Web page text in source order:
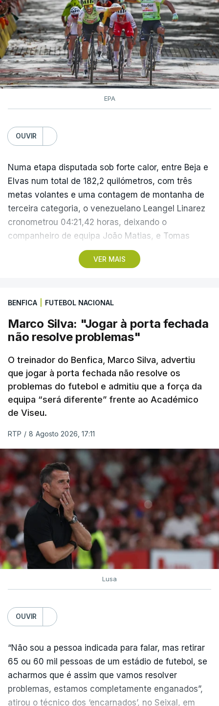
EPA
OUVIR
VER MAIS
Numa etapa disputada sob forte calor, entre Beja e
Elvas num total de 182,2 quilómetros, com três
metas volantes e uma contagem de montanha de
terceira categoria, o venezuelano Leangel Linarez
cronometrou 04:21,42 horas, deixando o
companheiro de equipa João Matias, e Tomas
Contte, da Aviludo-Louletano-Loulé, nas segunda e
terceira posições, respetivamente.
primeira chegada em alto, à Torre na Serra da
Estrela, a 1.961 metros de altitude, que pode criar
diferenças significativas na classificação geral,
após um trajeto de 154,6 quilómetros, com início
em Figueiró dos Vinhos, que inclui três contagens
de montanha de terceira categoria e uma de
segunda antes da subida final, a única de
categoria especial na prova.
BENFICA FUTEBOL NACIONAL
Marco Silva: "Jogar à porta fechada
não resolve problemas"
O treinador do Benfica, Marco Silva, advertiu
que jogar à porta fechada não resolve os
problemas do futebol e admitiu que a força da
equipa “será diferente” frente ao Académico
de Viseu.
RTP / 8 Agosto 2026, 17:11
Lusa
OUVIR
“Não sou a pessoa indicada para falar, mas retirar
65 ou 60 mil pessoas de um estádio de futebol, se
acharmos que é assim que vamos resolver
problemas, estamos completamente enganados”,
atirou o técnico dos ‘encarnados’, no Seixal, em